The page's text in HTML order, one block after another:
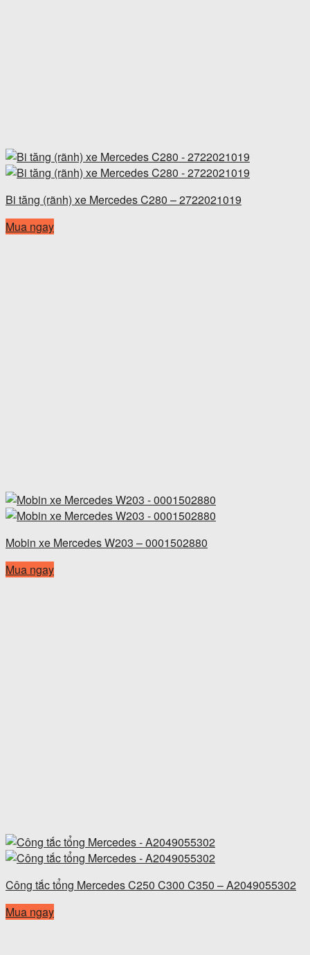
Bi tăng (rãnh) xe Mercedes C280 – 2722021019
Mua ngay
Mobin xe Mercedes W203 – 0001502880
Mua ngay
Công tắc tổng Mercedes C250 C300 C350 – A2049055302
Mua ngay